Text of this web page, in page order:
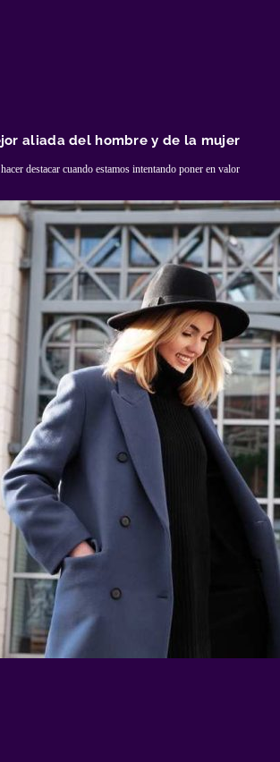
aliada del hombre y de la mujer
destacar cuando estamos intentando poner en valor